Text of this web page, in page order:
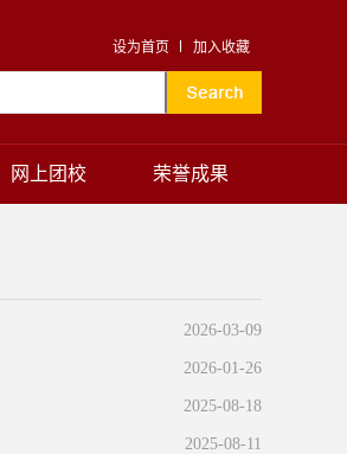
设为首页 加入收藏
网上团校 荣誉成果
2026-03-09
2026-01-26
2025-08-18
2025-08-11